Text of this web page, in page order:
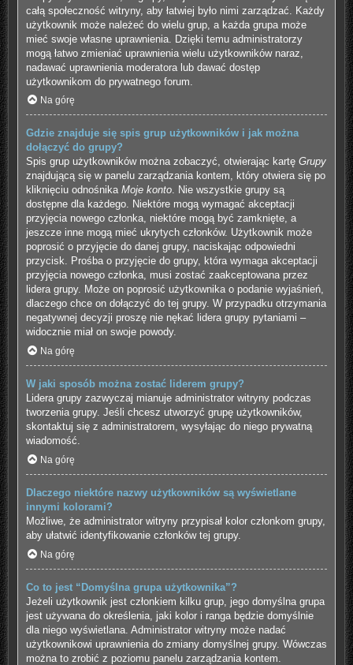
całą społeczność witryny, aby łatwiej było nimi zarządzać. Każdy
użytkownik może należeć do wielu grup, a każda grupa może
mieć swoje własne uprawnienia. Dzięki temu administratorzy
mogą łatwo zmieniać uprawnienia wielu użytkowników naraz,
nadawać uprawnienia moderatora lub dawać dostęp
użytkownikom do prywatnego forum.
Na górę
Gdzie znajduje się spis grup użytkowników i jak można
dołączyć do grupy?
Spis grup użytkowników można zobaczyć, otwierając kartę Grupy
znajdującą się w panelu zarządzania kontem, który otwiera się po
kliknięciu odnośnika Moje konto. Nie wszystkie grupy są
dostępne dla każdego. Niektóre mogą wymagać akceptacji
przyjęcia nowego członka, niektóre mogą być zamknięte, a
jeszcze inne mogą mieć ukrytych członków. Użytkownik może
poprosić o przyjęcie do danej grupy, naciskając odpowiedni
przycisk. Prośba o przyjęcie do grupy, która wymaga akceptacji
przyjęcia nowego członka, musi zostać zaakceptowana przez
lidera grupy. Może on poprosić użytkownika o podanie wyjaśnień,
dlaczego chce on dołączyć do tej grupy. W przypadku otrzymania
negatywnej decyzji proszę nie nękać lidera grupy pytaniami –
widocznie miał on swoje powody.
Na górę
W jaki sposób można zostać liderem grupy?
Lidera grupy zazwyczaj mianuje administrator witryny podczas
tworzenia grupy. Jeśli chcesz utworzyć grupę użytkowników,
skontaktuj się z administratorem, wysyłając do niego prywatną
wiadomość.
Na górę
Dlaczego niektóre nazwy użytkowników są wyświetlane
innymi kolorami?
Możliwe, że administrator witryny przypisał kolor członkom grupy,
aby ułatwić identyfikowanie członków tej grupy.
Na górę
Co to jest “Domyślna grupa użytkownika”?
Jeżeli użytkownik jest członkiem kilku grup, jego domyślna grupa
jest używana do określenia, jaki kolor i ranga będzie domyślnie
dla niego wyświetlana. Administrator witryny może nadać
użytkownikowi uprawnienia do zmiany domyślnej grupy. Wówczas
można to zrobić z poziomu panelu zarządzania kontem.